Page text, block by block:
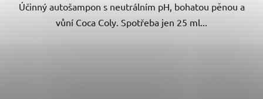
Účinný autošampon s neutrálním pH, bohatou pěnou a
vůní Coca Coly. Spotřeba jen 25 ml...